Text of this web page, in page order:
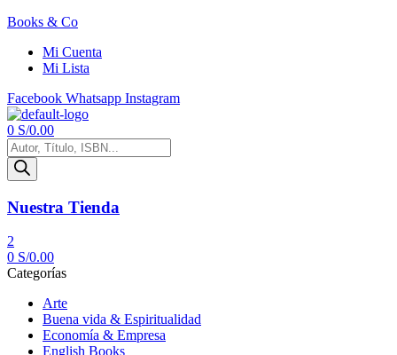
Books & Co
Mi Cuenta
Mi Lista
Facebook Whatsapp Instagram
Menú
0 S/0.00
Búsqueda
de
productos
Nuestra Tienda
2
0 S/0.00
Categorías
Arte
Buena vida & Espiritualidad
Economía & Empresa
English Books